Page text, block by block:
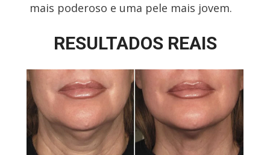
mais poderoso e uma pele mais jovem.
RESULTADOS REAIS